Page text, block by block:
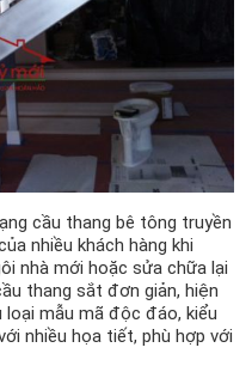
cầu thang bê tông truyền
nhiều khách hàng khi
nhà mới hoặc sửa chữa lại
thang sắt đơn giản, hiện
mẫu mã độc đáo, kiểu
nhiều họa tiết, phù hợp với